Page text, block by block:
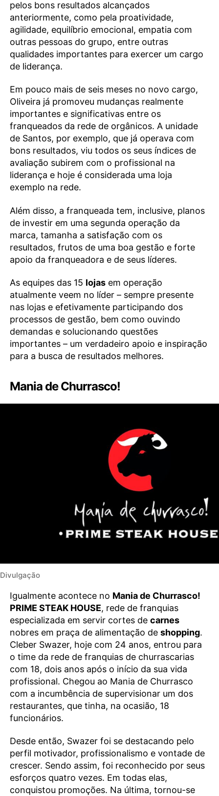
pelos bons resultados alcançados
anteriormente, como pela proatividade,
agilidade, equilíbrio emocional, empatia com
outras pessoas do grupo, entre outras
qualidades importantes para exercer um cargo
de liderança.
Em pouco mais de seis meses no novo cargo,
Oliveira já promoveu mudanças realmente
importantes e significativas entre os
franqueados da rede de orgânicos. A unidade
de Santos, por exemplo, que já operava com
bons resultados, viu todos os seus índices de
avaliação subirem com o profissional na
liderança e hoje é considerada uma loja
exemplo na rede.
Além disso, a franqueada tem, inclusive, planos
de investir em uma segunda operação da
marca, tamanha a satisfação com os
resultados, frutos de uma boa gestão e forte
apoio da franqueadora e de seus líderes.
As equipes das 15 lojas em operação
atualmente veem no líder – sempre presente
nas lojas e efetivamente participando dos
processos de gestão, bem como ouvindo
demandas e solucionando questões
importantes – um verdadeiro apoio e inspiração
para a busca de resultados melhores.
Mania de Churrasco!
Divulgação
Igualmente acontece no Mania de Churrasco!
PRIME STEAK HOUSE, rede de franquias
especializada em servir cortes de carnes
nobres em praça de alimentação de shopping.
Cleber Swazer, hoje com 24 anos, entrou para
o time da rede de franquias de churrascarias
com 18, dois anos após o início da sua vida
profissional. Chegou ao Mania de Churrasco
com a incumbência de supervisionar um dos
restaurantes, que tinha, na ocasião, 18
funcionários.
Desde então, Swazer foi se destacando pelo
perfil motivador, profissionalismo e vontade de
crescer. Sendo assim, foi reconhecido por seus
esforços quatro vezes. Em todas elas,
conquistou promoções. Na última, tornou-se